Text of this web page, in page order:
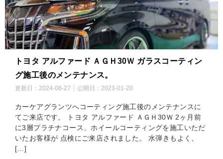
トヨタ アルファード ＡＧＨ30Ｗ ガラスコーティン
グ施工後のメンテナンス。
更新日： 2024-08-27 公開日： 2023-01-20
カーケアグランツへコーティング施工後のメンテナンスに
てご来店です。 トヨタ アルファード ＡＧＨ30Ｗ 2ヶ月前
に3層プラチナコース、ホイールコーティングを施工いただ
いたお客様が 点検にご来店されました。 水弾きもよく、
[…]